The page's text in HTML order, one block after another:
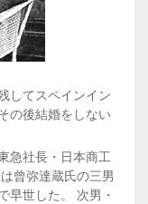
してスペインイン
の後結婚をしない
急社長・日本商工
曾弥達蔵氏の三男
早世した。 次男・